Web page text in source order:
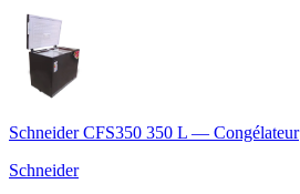
Schneider CFS350 350 L — Congélateur
Schneider